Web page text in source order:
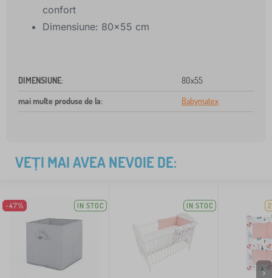
confort
Dimensiune: 80x55 cm
DIMENSIUNE:
80x55
mai multe produse de la: Babymatex
VEȚI MAI AVEA NEVOIE DE:
-47% IN STOC IN STOC
>